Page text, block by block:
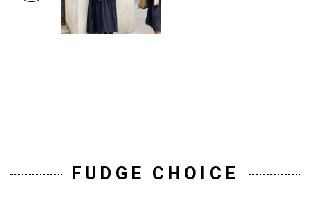
FUDGE CHOICE